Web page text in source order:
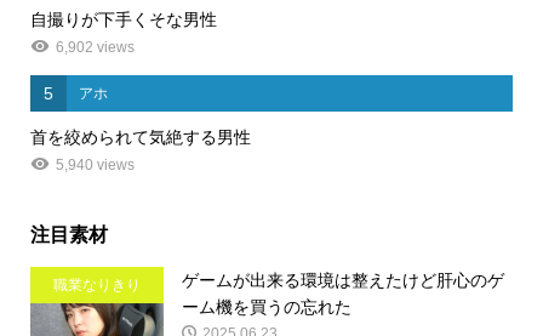
自撮りが下手くそな男性
6,902 views
5 アホ
首を絞められて気絶する男性
5,940 views
注目素材
職業なりきり
ゲームが出来る環境は整えたけど肝心のゲ
ーム機を買うの忘れた